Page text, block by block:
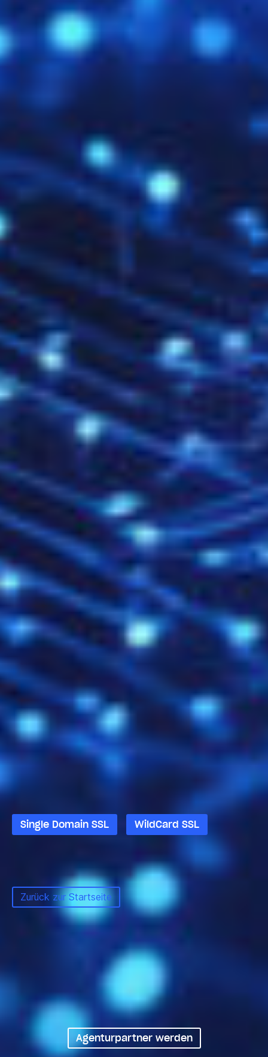
Importe/Exporte von PFX
KeyTool (Java): Für P7B-Importe in JKS/PKCS12
SpeedIT Online-Wissensdatenbank
Befehlen und Beispielen aus der Praxis
Typische Fehlerquellen bei
der Zertifikatseinbindung
fehlschlagen – oft liegt es am falschen Format oder an
fehlenden Bestandteilen:
Privater Schlüssel fehlt
: Einige CAs stellen nur das
öffentliche Zertifikat aus. Der private Key liegt lokal –
niemals weitergegeben werden
CA-Bundle nicht eingebunden : Ohne
Zwischenzertifikate erkennen manche Browser das
Falsches Format gewählt
: z. B. .pfx auf Apache oder
.pem auf Microsoft – führt zu Lesefehlern.
Fehlerhafte Konvertierung
PFX-Dateien können inkompatibel sein oder zu
Abstürzen führen.
Sicherheit beim Umgang mit
SSL-Dateien
Ein SSL-Zertifikat ist öffentlich – doch der
Schlüssel muss streng geschützt
werden. Achten
Sie darauf:
Niemals unverschlüsselt per E-Mail zu versenden
Keine Speicherung in geteilten Cloud-Verzeichnissen
Backup nur verschlüsselt mit starkem Passwort
Zugriffsrechte serverseitig einschränken (chmod 600)
PFX-Dateien sollten beim Export immer mit einem
sicheren Passwortgeschützt sein. Das erhöht die
Sicherheit zusätzlich und verhindert unbefugten Import
auf andere Systeme.
Fazit: Das richtige SSL-
Zertifikatsformat ist
entscheidend
Wer sich intensiver mit Servern, Webhosting oder
Unternehmens-IT beschäftigt, wird früher oder später
mit SSL-Zertifikaten in Berührung kommen. Die Wahl
des richtigen Formats entscheidet oft über eine
erfolgreiche Integration oder stundenlanges
Debugging.
Dank unserer Anleitungen und Konvertierungsartikel
sind Sie bestens vorbereitet, um
jede Anforderung
sicher umzusetzen. Sollten Sie dennoch Fragen
haben, steht unser Team gern beratend zur Seite –
persönlich, kompetent und DSGVO-konform.
Jetzt mehr über unsere SSL-Produkte erfahren oder
direkt Kontakt aufnehmen.
Single Domain SSL WildCard SSL
Zurück zur Startseite
Professionelle Betreuung
für Agenturen
Agenturpartner werden